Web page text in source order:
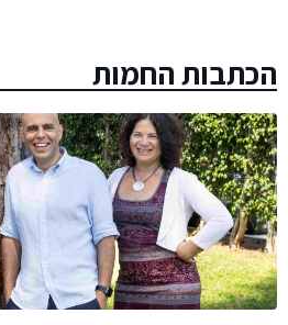
הכתבות החמות